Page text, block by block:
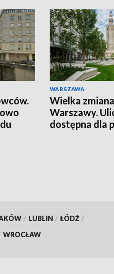
WARSZAWA
Wielka
Warszawy.
dostępna dla
/ LUBLIN / ŁÓDŹ /
WROCŁAW